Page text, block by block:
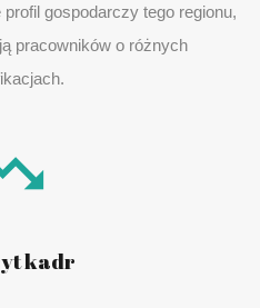
gospodarczy tego regionu,
pracowników o różnych
kadr